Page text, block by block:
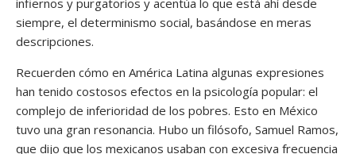
siempre, el determinismo social, basándose en meras
descripciones.
Recuerden cómo en América Latina algunas expresiones
han tenido costosos efectos en la psicología popular: el
complejo de inferioridad de los pobres. Esto en México
tuvo una gran resonancia. Hubo un filósofo, Samuel Ramos,
que dijo que los mexicanos usaban con excesiva frecuencia